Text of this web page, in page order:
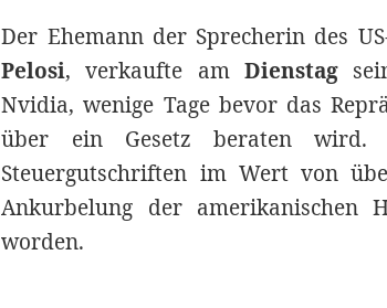
Der Ehemann der Sprecherin des
Pelosi, verkaufte am Dienstag
Nvidia, wenige Tage bevor das
über ein Gesetz beraten wird.
Steuergutschriften im Wert von
Ankurbelung der amerikanischen
worden.